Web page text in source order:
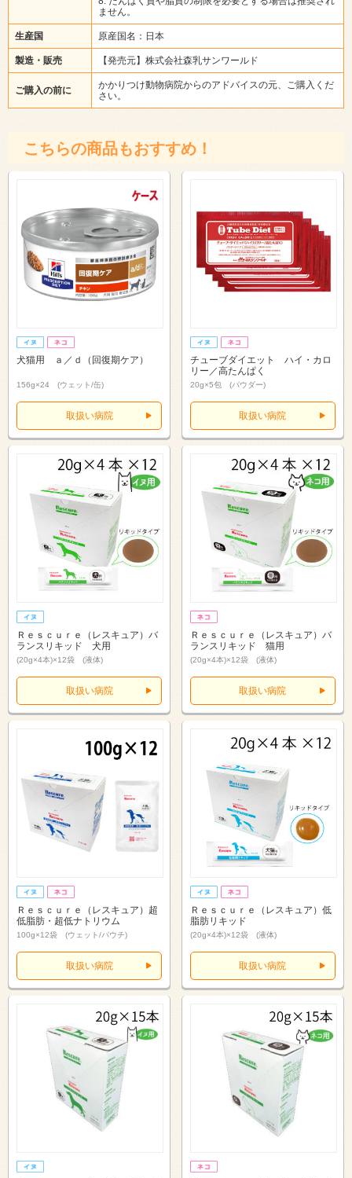
ません。
生産国 原産国名：日本
製造・販売 【発売元】株式会社森乳サンワールド
ご購入の前に
かかりつけ動物病院からのアドバイスの元、ご購入くだ
さい。
こちらの商品もおすすめ！
犬猫用 ａ／ｄ（回復期ケア）
156g×24 (ウェット/缶)
取扱い病院
チューブダイエット ハイ・カロ
リー／高たんぱく
20g×5包 (パウダー)
取扱い病院
Ｒｅｓｃｕｒｅ（レスキュア）バ
ランスリキッド 犬用
(20g×4本)×12袋 (液体)
取扱い病院
Ｒｅｓｃｕｒｅ（レスキュア）バ
ランスリキッド 猫用
(20g×4本)×12袋 (液体)
取扱い病院
Ｒｅｓｃｕｒｅ（レスキュア）超
低脂肪・超低ナトリウム
100g×12袋 (ウェット/パウチ)
取扱い病院
Ｒｅｓｃｕｒｅ（レスキュア）低
脂肪リキッド
(20g×4本)×12袋 (液体)
取扱い病院